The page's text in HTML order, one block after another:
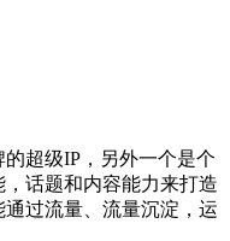
超级IP，另外一个是个
话题和内容能力来打造
过流量、流量沉淀，运